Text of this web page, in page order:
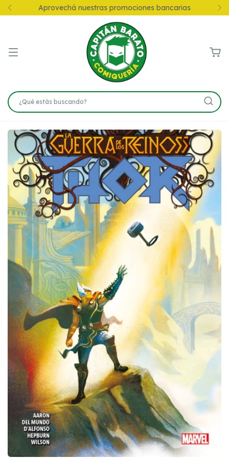
nuestras promociones bancarias